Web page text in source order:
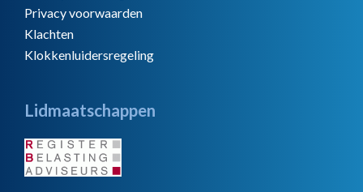
Privacy voorwaarden
Klachten
Klokkenluidersregeling
Lidmaatschappen